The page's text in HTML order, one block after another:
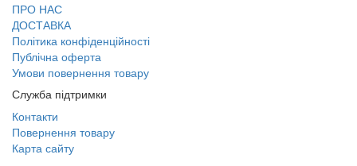
ПРО НАС
ДОСТАВКА
Політика конфіденційності
Публічна оферта
Умови повернення товару
Служба підтримки
Контакти
Повернення товару
Карта сайту